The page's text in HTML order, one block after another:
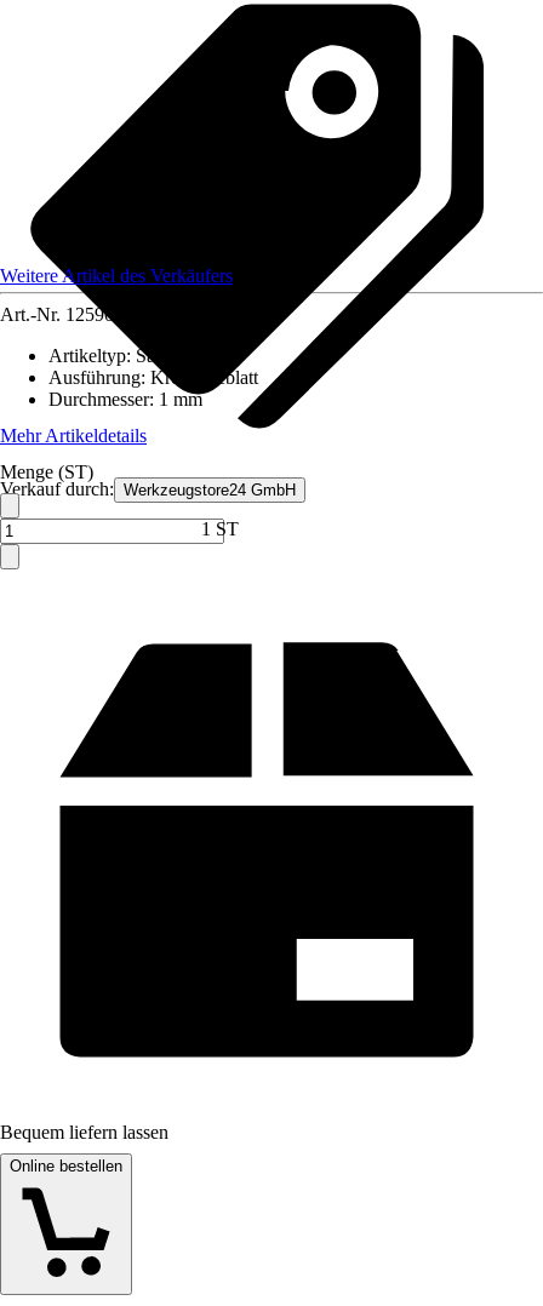
Verkauf durch: Werkzeugstore24 GmbH
Weitere Artikel des Verkäufers
Art.-Nr. 12590751
Artikeltyp: Sägeblatt
Ausführung: Kreissägeblatt
Durchmesser: 1 mm
Mehr Artikeldetails
Menge (ST)
1 ST
Bequem liefern lassen
Online bestellen